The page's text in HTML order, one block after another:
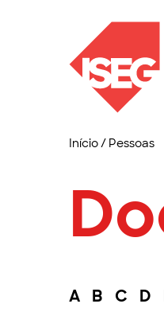
Início/ Pessoas
A B C D